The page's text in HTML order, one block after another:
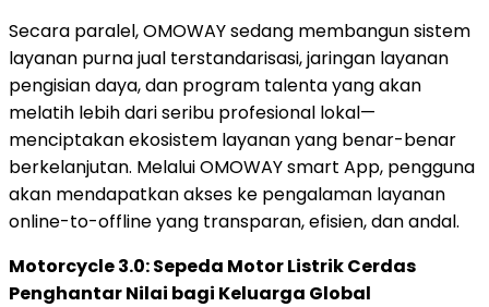
Secara paralel, OMOWAY sedang membangun sistem
layanan purna jual terstandarisasi, jaringan layanan
pengisian daya, dan program talenta yang akan
melatih lebih dari seribu profesional lokal—
menciptakan ekosistem layanan yang benar-benar
berkelanjutan. Melalui OMOWAY smart App, pengguna
akan mendapatkan akses ke pengalaman layanan
online-to-offline yang transparan, efisien, dan andal.
Motorcycle 3.0: Sepeda Motor Listrik Cerdas
Penghantar Nilai bagi Keluarga Global